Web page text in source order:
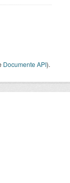
Documente API).